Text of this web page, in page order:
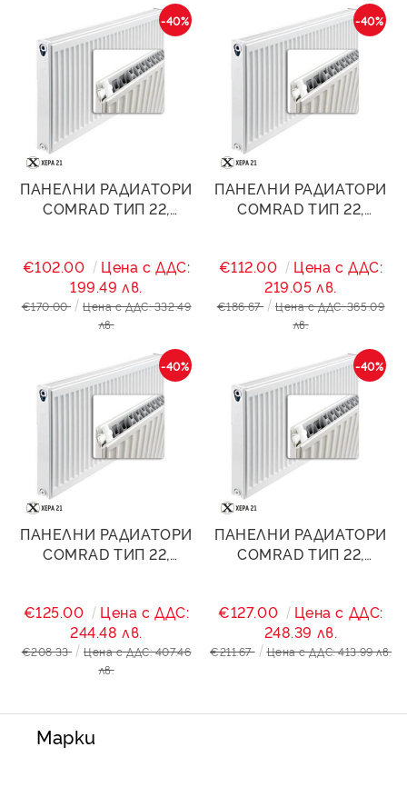
ПАНЕЛНИ РАДИАТОРИ
COMRAD ТИП 22,
-40%
€102.00
Цена с ДДС:
199.49 лв.
€170.00
Цена с ДДС: 332.49
лв.
ПАНЕЛНИ РАДИАТОРИ
COMRAD ТИП 22,
-40%
€112.00
Цена с ДДС:
219.05 лв.
€186.67
Цена с ДДС: 365.09
лв.
ПАНЕЛНИ РАДИАТОРИ
COMRAD ТИП 22,
-40%
€125.00
Цена с ДДС:
244.48 лв.
€208.33
Цена с ДДС: 407.46
лв.
ПАНЕЛНИ РАДИАТОРИ
COMRAD ТИП 22,
-40%
€127.00
Цена с ДДС:
248.39 лв.
€211.67 Цена с ДДС: 413.99 лв.
Марки